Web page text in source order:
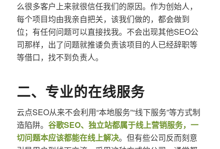
么很多客户上来就很信任我们的原因。作为创始人，
每个项目均由我亲自把关，该我们做的，都会做到
位；有任何问题可以直接找我。不会出现其他SEO公
司那样，出了问题就推诿负责该项目的人已经辞职等
等借口，找不到负责人。
二、专业的在线服务
云点SEO从来不会利用“本地服务”“线下服务”等方式制
造陷阱。 谷歌SEO、独立站都属于线上营销服务，一
切问题本应该都能在线上解决。但有些公司反而刻意